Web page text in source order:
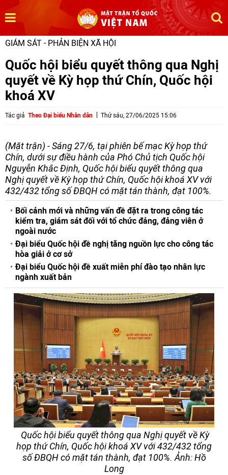
GIÁM SÁT - PHẢN BIỆN XÃ HỘI
Quốc hội biểu quyết thông qua Nghị
quyết về Kỳ họp thứ Chín, Quốc hội
khoá XV
Tác giả Theo Đại biểu Nhân dân Thứ sáu, 27/06/2025 15:06
(Mặt trận) - Sáng 27/6, tại phiên bế mạc Kỳ họp thứ
Chín, dưới sự điều hành của Phó Chủ tịch Quốc hội
Nguyễn Khắc Định, Quốc hội biểu quyết thông qua
Nghị quyết về Kỳ họp thứ Chín, Quốc hội khoá XV với
432/432 tổng số ĐBQH có mặt tán thành, đạt 100%.
Bối cảnh mới và những vấn đề đặt ra trong công tác
kiểm tra, giám sát đối với tổ chức đảng, đảng viên ở
ngoài nước
Đại biểu Quốc hội đề nghị tăng nguồn lực cho công tác
hòa giải ở cơ sở
Đại biểu Quốc hội đề xuất miễn phí đào tạo nhân lực
ngành xuất bản
Quốc hội biểu quyết thông qua Nghị quyết về Kỳ
họp thứ Chín, Quốc hội khoá XV với 432/432 tổng
số ĐBQH có mặt tán thành, đạt 100%. Ảnh: Hồ
Long